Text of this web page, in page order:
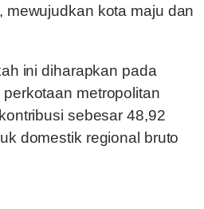
mewujudkan kota maju dan
ini diharapkan pada
metropolitan
sebesar 48,92
domestik regional bruto